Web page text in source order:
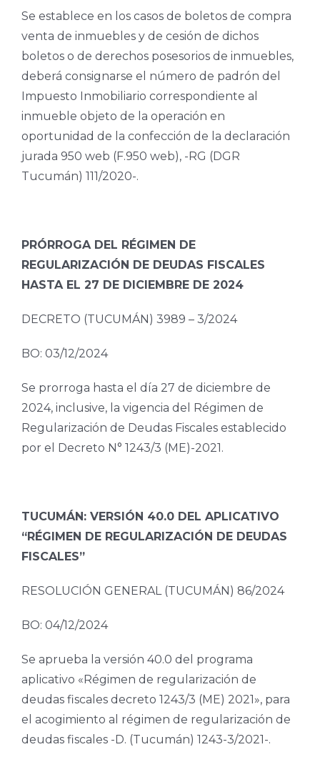
Se establece en los casos de boletos de compra
venta de inmuebles y de cesión de dichos
boletos o de derechos posesorios de inmuebles,
deberá consignarse el número de padrón del
Impuesto Inmobiliario correspondiente al
inmueble objeto de la operación en
oportunidad de la confección de la declaración
jurada 950 web (F.950 web), -RG (DGR
Tucumán) 111/2020-.
PRÓRROGA DEL RÉGIMEN DE
REGULARIZACIÓN DE DEUDAS FISCALES
HASTA EL 27 DE DICIEMBRE DE 2024
DECRETO (TUCUMÁN) 3989 – 3/2024
BO: 03/12/2024
Se prorroga hasta el día 27 de diciembre de
2024, inclusive, la vigencia del Régimen de
Regularización de Deudas Fiscales establecido
por el Decreto N° 1243/3 (ME)-2021.
TUCUMÁN: VERSIÓN 40.0 DEL APLICATIVO
“RÉGIMEN DE REGULARIZACIÓN DE DEUDAS
FISCALES”
RESOLUCIÓN GENERAL (TUCUMÁN) 86/2024
BO: 04/12/2024
Se aprueba la versión 40.0 del programa
aplicativo «Régimen de regularización de
deudas fiscales decreto 1243/3 (ME) 2021», para
el acogimiento al régimen de regularización de
deudas fiscales -D. (Tucumán) 1243-3/2021-.